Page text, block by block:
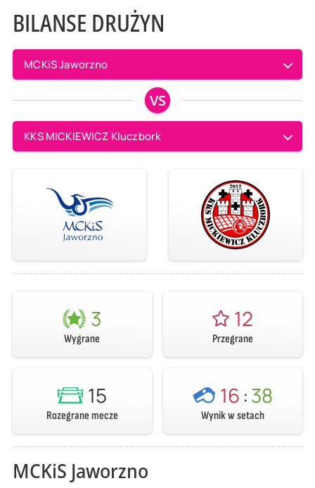
BILANSE DRUŻYN
MCKiS Jaworzno
VS
KKS MICKIEWICZ Kluczbork
3
Wygrane
12
Przegrane
15
Rozegrane mecze
16 :38
Wynik w setach
MCKiS Jaworzno